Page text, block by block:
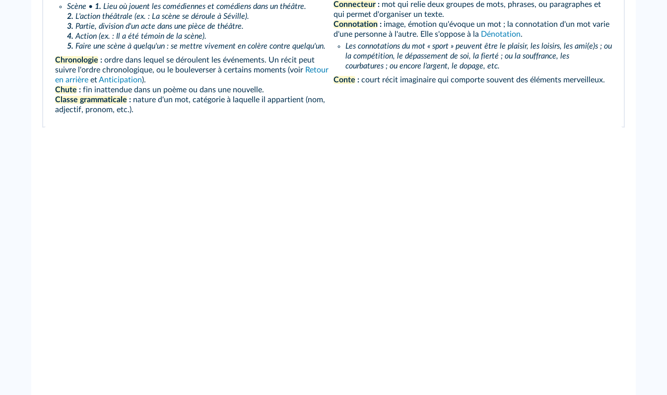
Scène • 1. Lieu où jouent les comédiennes et comédiens dans un théâtre.
2. L'action théâtrale (ex. : La scène se déroule à Séville).
3. Partie, division d'un acte dans une pièce de théâtre.
4. Action (ex. : Il a été témoin de la scène).
5. Faire une scène à quelqu'un : se mettre vivement en colère contre quelqu'un.
Chronologie : ordre dans lequel se déroulent les événements. Un récit peut
suivre l'ordre chronologique, ou le bouleverser à certains moments (voir Retour
en arrière etAnticipation).
Chute : fin inattendue dans un poème ou dans une nouvelle.
Classe grammaticale : nature d'un mot, catégorie à laquelle il appartient (nom,
adjectif, pronom, etc.).
Connecteur : mot qui relie deux groupes de mots, phrases, ou paragraphes et
qui permet d'organiser un texte.
Connotation : image, émotion qu'évoque un mot ; la connotation d'un mot varie
d'une personne à l'autre. Elle s'oppose à la Dénotation.
Les connotations du mot « sport » peuvent être le plaisir, les loisirs, les ami(e)s ; ou
la compétition, le dépassement de soi, la fierté ; ou la souffrance, les
courbatures ; ou encore l'argent, le dopage, etc.
Conte : court récit imaginaire qui comporte souvent des éléments merveilleux.